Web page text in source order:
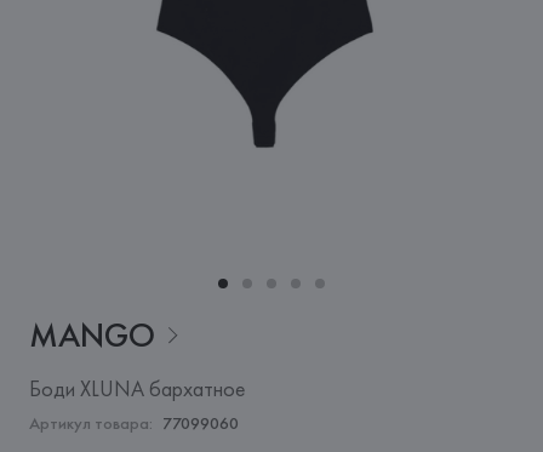
MANGO
Боди XLUNA бархатное
Артикул товара: 77099060